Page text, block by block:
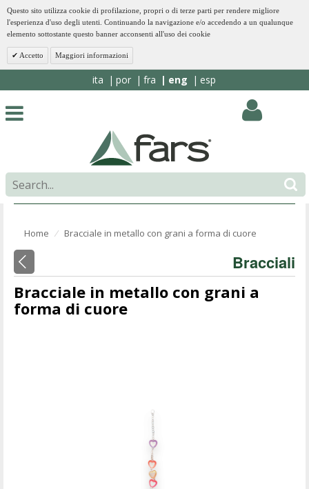
Questo sito utilizza cookie di profilazione, propri o di terze parti per rendere migliore
l'esperienza d'uso degli utenti. Continuando la navigazione e/o accedendo a un qualunque
elemento sottostante questo banner acconsenti all'uso dei cookie
Accetto Maggiori informazioni
ita por fra eng esp
Home ⁄ Bracciale in metallo con grani a forma di cuore
Bracciali
Bracciale in metallo con grani a
forma di cuore